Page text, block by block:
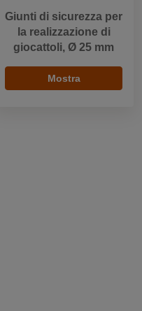
Giunti di sicurezza per
la realizzazione di
giocattoli, Ø 25 mm
Mostra